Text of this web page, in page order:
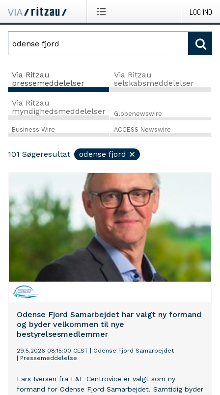
LOG IND
Via Ritzau
pressemeddelelser
Via Ritzau
selskabsmeddelelser
Via Ritzau
myndighedsmeddelelser
Globenewswire
Business Wire ACCESS Newswire
101 Søgeresultat odense fjord
Odense Fjord Samarbejdet har valgt ny formand
og byder velkommen til nye
bestyrelsesmedlemmer
29.5.2026 08:15:00 CEST
Odense Fjord Samarbejdet
Pressemeddelelse
Lars Iversen fra L&F Centrovice er valgt som ny
formand for Odense Fjord Samarbejdet. Samtidig byder